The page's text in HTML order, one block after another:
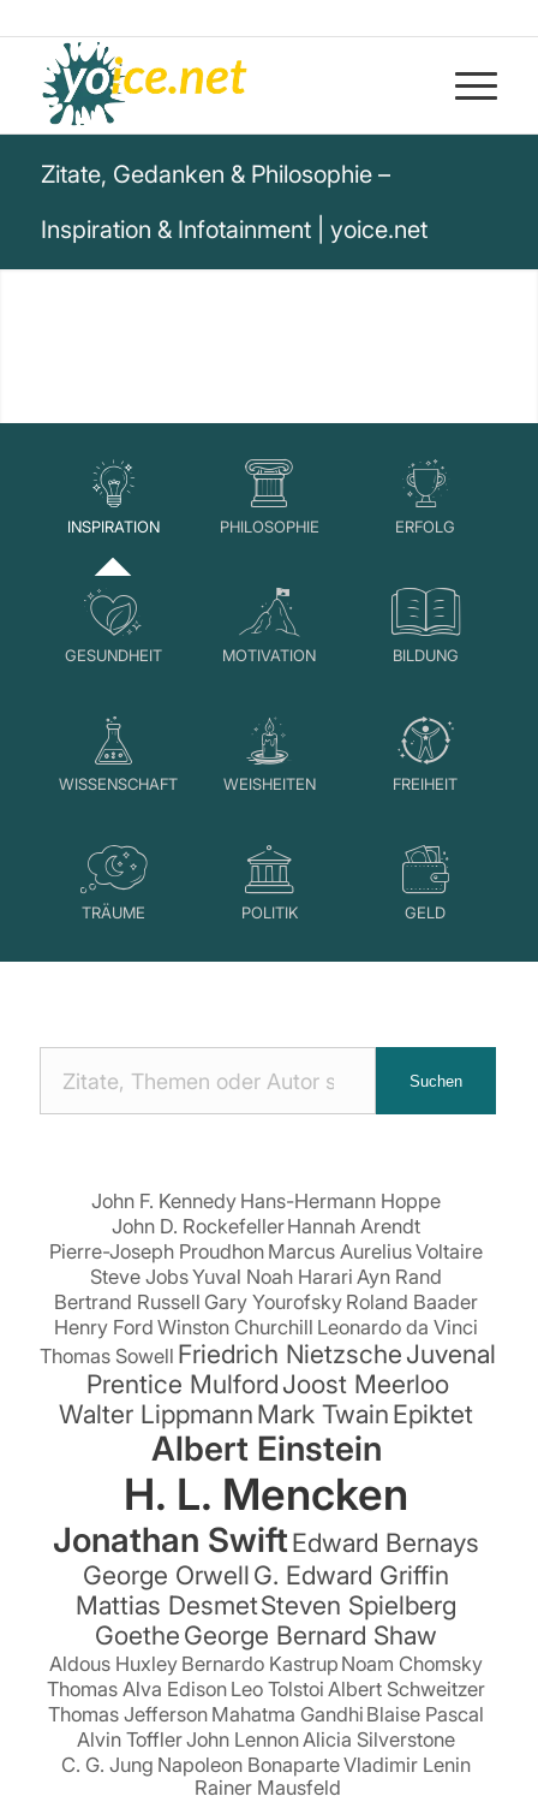
Zitate, Gedanken & Philosophie –
Inspiration & Infotainment | yoice.net
INSPIRATION PHILOSOPHIE ERFOLG
GESUNDHEIT MOTIVATION BILDUNG
WISSENSCHAFT WEISHEITEN FREIHEIT
TRÄUME POLITIK GELD
Suchen
John F. Kennedy Hans-Hermann Hoppe
John D. RockefellerHannah Arendt
Pierre-Joseph Proudhon Marcus AureliusVoltaire
Steve JobsYuval Noah Harari Ayn Rand
Bertrand Russell Gary Yourofsky Roland Baader
Henry Ford Winston Churchill Leonardo da Vinci
Thomas Sowell Friedrich NietzscheJuvenal
Prentice MulfordJoost Meerloo
Walter LippmannMark TwainEpiktet
Albert Einstein
H. L. Mencken
Jonathan SwiftEdward Bernays
George OrwellG. Edward Griffin
Mattias DesmetSteven Spielberg
GoetheGeorge Bernard Shaw
Aldous Huxley Bernardo Kastrup Noam Chomsky
Thomas Alva Edison Leo Tolstoi Albert Schweitzer
Thomas Jefferson Mahatma Gandhi Blaise Pascal
Alvin TofflerJohn LennonAlicia Silverstone
C. G. Jung Napoleon BonaparteVladimir Lenin
Rainer Mausfeld